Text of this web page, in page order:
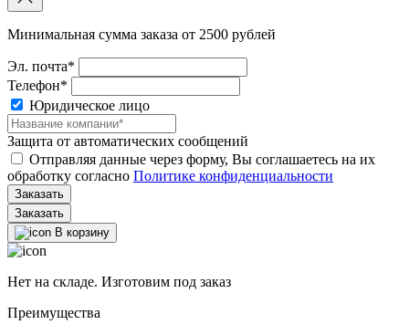
Минимальная сумма заказа от 2500 рублей
Эл. почта*
Телефон*
Юридическое лицо
Защита от автоматических сообщений
Отправляя данные через форму, Вы соглашаетесь на их
обработку согласно Политике конфиденциальности
Заказать
В корзину
Нет на складе. Изготовим под заказ
Преимущества